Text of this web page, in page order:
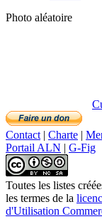
Photo aléatoire
Contact | Charte |
Portail ALN | G-Fig
Toutes les listes
les termes de la
d'Utilisation